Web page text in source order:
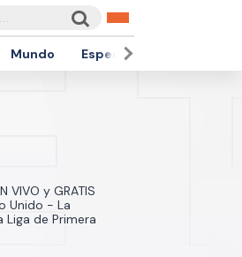
Mundo Espectáculos
VIVO y GRATIS
Unido - La
Liga de Primera